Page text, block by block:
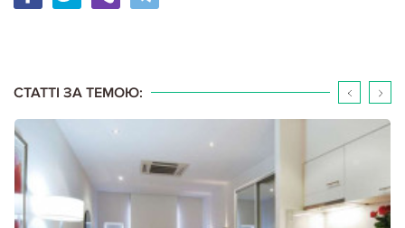
СТАТТІ ЗА ТЕМОЮ:
АРЕНДА И ПРОДАЖА НЕДВИЖИМОСТИ. НОВЫЕ ПРАВИЛА
Детальніше...